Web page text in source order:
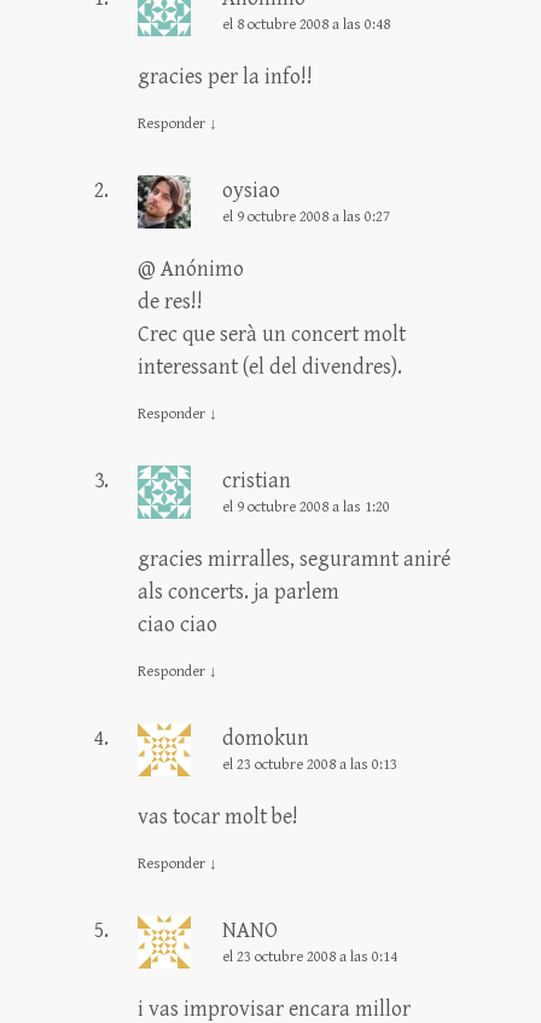
el 8 octubre 2008 a las 0:48
gracies per la info!!
Responder ↓
oysiao
el 9 octubre 2008 a las 0:27
@ Anónimo
de res!!
Crec que serà un concert molt
interessant (el del divendres).
Responder ↓
cristian
el 9 octubre 2008 a las 1:20
gracies mirralles, seguramnt aniré
als concerts. ja parlem
ciao ciao
Responder ↓
domokun
el 23 octubre 2008 a las 0:13
vas tocar molt be!
Responder ↓
NANO
el 23 octubre 2008 a las 0:14
i vas improvisar encara millor